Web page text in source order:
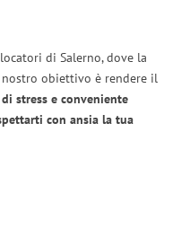
di Salerno, dove la
obiettivo è rendere il
stress e conveniente
con ansia la tua